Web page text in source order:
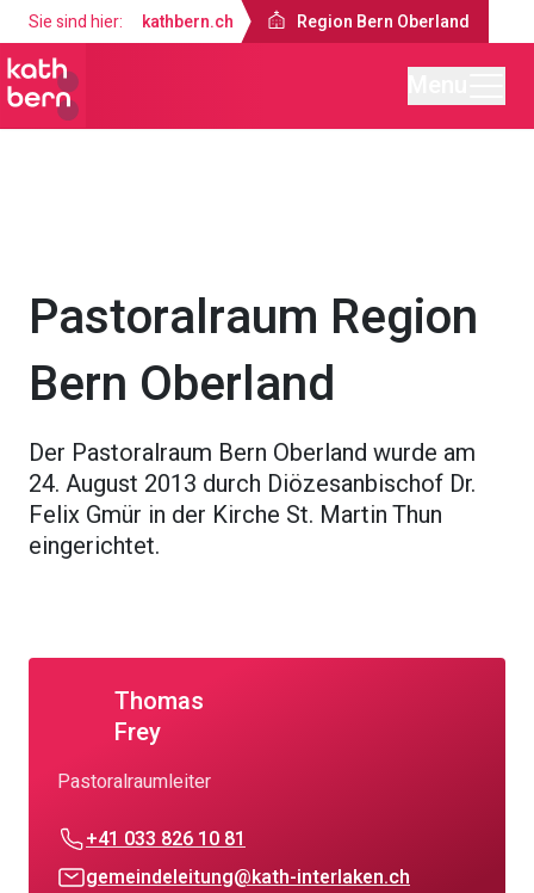
Sie sind hier: kathbern.ch Region Bern Oberland
Pastoralraum Region
Bern Oberland
Der Pastoralraum Bern Oberland wurde am
24. August 2013 durch Diözesanbischof Dr.
Felix Gmür in der Kirche St. Martin Thun
eingerichtet.
Thomas
Frey
Pastoralraumleiter
+41 033 826 10 81
gemeindeleitung@kath-interlaken.ch